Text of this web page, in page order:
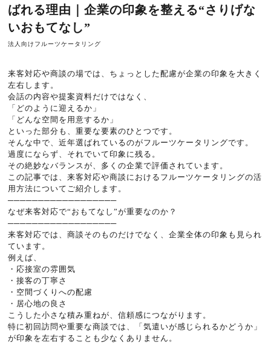
ばれる理由｜企業の印象を整える“さりげな
いおもてなし”
法人向けフルーツケータリング
来客対応や商談の場では、ちょっとした配慮が企業の印象を大きく
左右します。
会話の内容や提案資料だけではなく、
「どのように迎えるか」
「どんな空間を用意するか」
といった部分も、重要な要素のひとつです。
そんな中で、近年選ばれているのがフルーツケータリングです。
過度にならず、それでいて印象に残る。
その絶妙なバランスが、多くの企業で評価されています。
この記事では、来客対応や商談におけるフルーツケータリングの活
用方法についてご紹介します。
──────────────────
なぜ来客対応で“おもてなし”が重要なのか？
──────────────────
来客対応では、商談そのものだけでなく、企業全体の印象も見られ
ています。
例えば、
・応接室の雰囲気
・接客の丁寧さ
・空間づくりへの配慮
・居心地の良さ
こうした小さな積み重ねが、信頼感につながります。
特に初回訪問や重要な商談では、「気遣いが感じられるかどうか」
が印象を左右することも少なくありません。